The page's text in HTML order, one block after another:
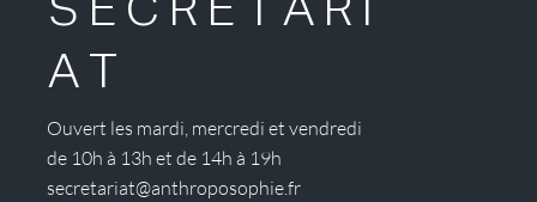
SECRÉTARI
AT
Ouvert les mardi, mercredi et vendredi
de 10h à 13h et de 14h à 19h
secretariat@anthroposophie.fr